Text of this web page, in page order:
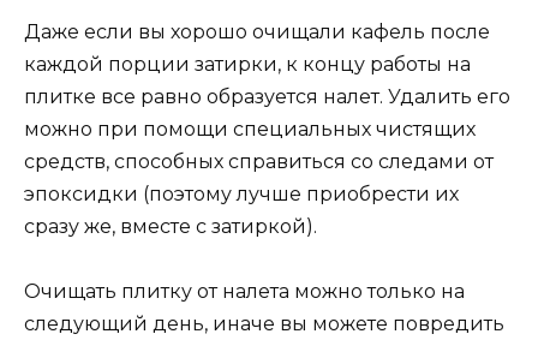
Даже если вы хорошо очищали кафель после
каждой порции затирки, к концу работы на
плитке все равно образуется налет. Удалить его
можно при помощи специальных чистящих
средств, способных справиться со следами от
эпоксидки (поэтому лучше приобрести их
сразу же, вместе с затиркой).
Очищать плитку от налета можно только на
следующий день, иначе вы можете повредить